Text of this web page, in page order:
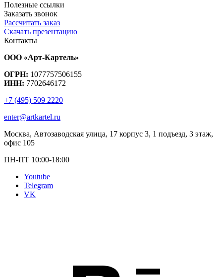
Полезные ссылки
Заказать звонок
Рассчитать заказ
Скачать презентацию
Контакты
ООО «Арт-Картель»
ОГРН: 1077757506155
ИНН: 7702646172
+7 (495) 509 2220
enter@artkartel.ru
Москва, Автозаводская улица, 17 корпус 3, 1 подъезд, 3 этаж,
офис 105
ПН-ПТ 10:00-18:00
Youtube
Telegram
VK